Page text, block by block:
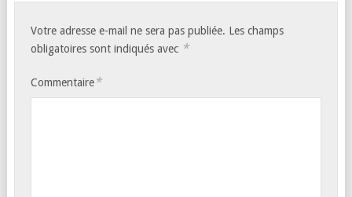
Votre adresse e-mail ne sera pas publiée. Les champs
obligatoires sont indiqués avec *
Commentaire*